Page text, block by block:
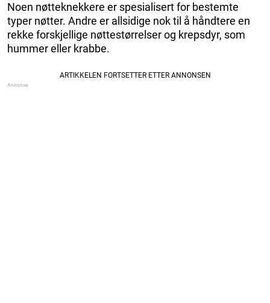
Noen nøtteknekkere er spesialisert for bestemte
typer nøtter. Andre er allsidige nok til å håndtere en
rekke forskjellige nøttestørrelser og krepsdyr, som
hummer eller krabbe.